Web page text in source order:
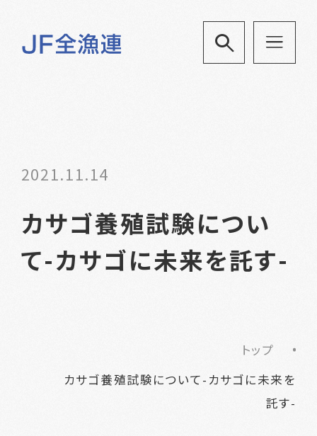
2021.11.14
カサゴ養殖試験につい
て-カサゴに未来を託す-
トップ
カサゴ養殖試験について-カサゴに未来を
託す-